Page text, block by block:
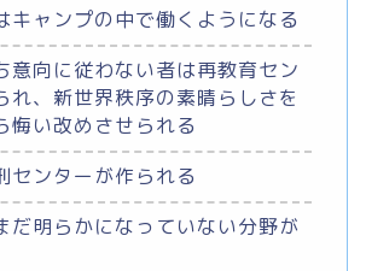
キャンプの中で働くようになる
意向に従わない者は再教育セン
れ、新世界秩序の素晴らしさを
悔い改めさせられる
センターが作られる
だ明らかになっていない分野が